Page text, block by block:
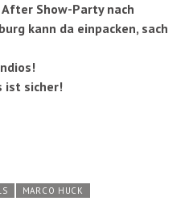
Show-Party nach
kann da einpacken, sach
ist sicher!
MARCO HUCK